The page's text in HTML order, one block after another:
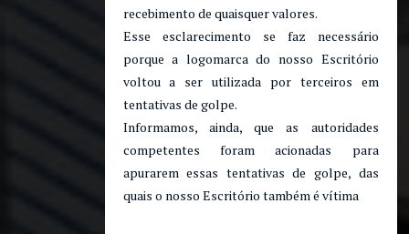
recebimento de quaisquer valores.
Esse esclarecimento se faz necessário
porque a logomarca do nosso Escritório
voltou a ser utilizada por terceiros em
tentativas de golpe.
Informamos, ainda, que as autoridades
competentes foram acionadas para
apurarem essas tentativas de golpe, das
quais o nosso Escritório também é vítima